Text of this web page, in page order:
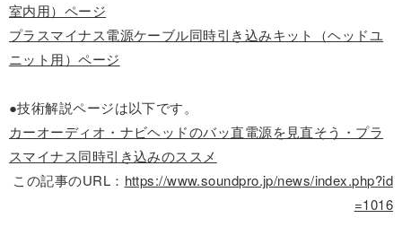
室内用）ページ
プラスマイナス電源ケーブル同時引き込みキット（ヘッドユ
ニット用）ページ
●技術解説ページは以下です。
カーオーディオ・ナビヘッドのバッ直電源を見直そう・プラ
スマイナス同時引き込みのススメ
この記事のURL： https://www.soundpro.jp/news/index.php?id
=1016